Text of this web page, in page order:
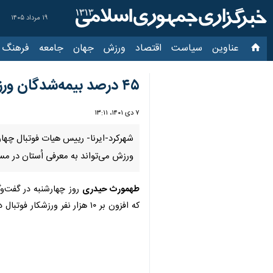
۱۹ مرداد ۱۴۰۵
عناوین‌ سیاست اقتصاد ورزش جهان جامعه فرهنگ
۴۵ درصد بیمه‌شدگان ورزشی چهارمحال و بختیاری فوتبالیست هستند
۷ دی ۱۴۰۱، ۱۳:۱۱